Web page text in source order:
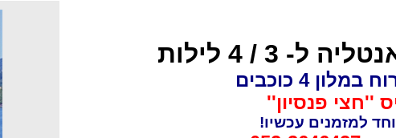
3 / 4 לילות
4 כוכבים
''חצי פנסיון''
למזמנים עכשיו!